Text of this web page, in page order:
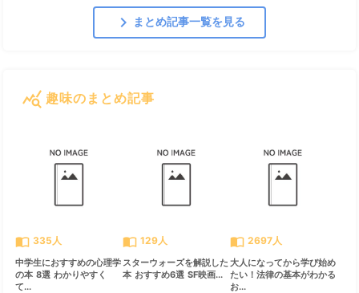
chevron_right まとめ記事一覧を見る
query_stats 趣味のまとめ記事
import_contacts 335人
中学生におすすめの心理学
の本 8選 わかりやすく
て...
import_contacts 129人
スターウォーズを解説した
本 おすすめ6選 SF映画...
import_contacts 2697人
大人になってから学び始め
たい！法律の基本がわかる
お...